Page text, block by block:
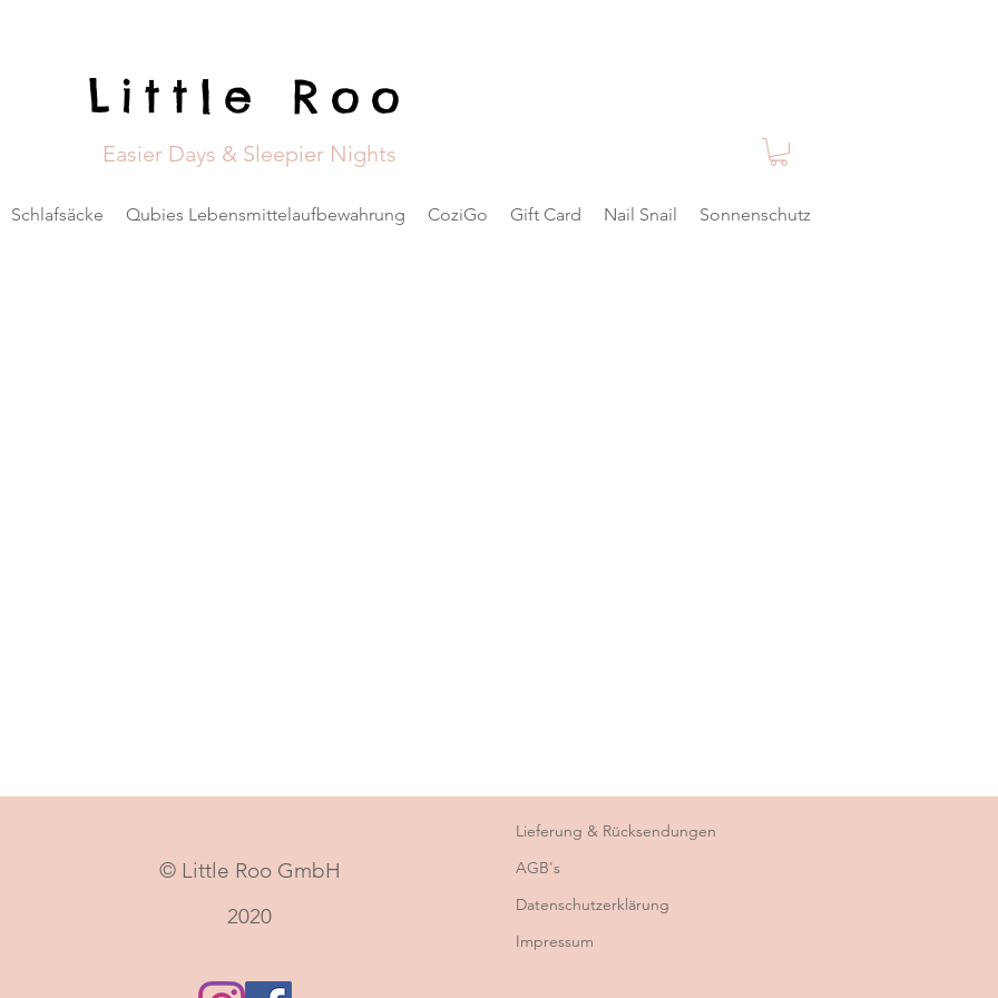
Little Roo
Easier Days & Sleepier Nights
Schlafsäcke Qubies Lebensmittelaufbewahrung CoziGo Gift Card Nail Snail Sonnenschutz
© Little Roo GmbH
2020
Lieferung & Rücksendungen
AGB's
Datenschutzerklärung
Impressum